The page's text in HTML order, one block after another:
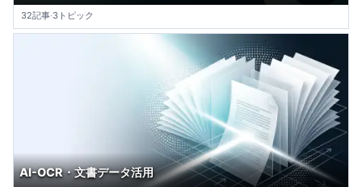
32記事·3トピック
AI-OCR・文書データ活用